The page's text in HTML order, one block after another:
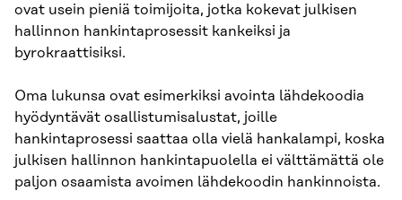
ovat usein pieniä toimijoita, jotka kokevat julkisen
hallinnon hankintaprosessit kankeiksi ja
byrokraattisiksi.
Oma lukunsa ovat esimerkiksi avointa lähdekoodia
hyödyntävät osallistumisalustat, joille
hankintaprosessi saattaa olla vielä hankalampi, koska
julkisen hallinnon hankintapuolella ei välttämättä ole
paljon osaamista avoimen lähdekoodin hankinnoista.